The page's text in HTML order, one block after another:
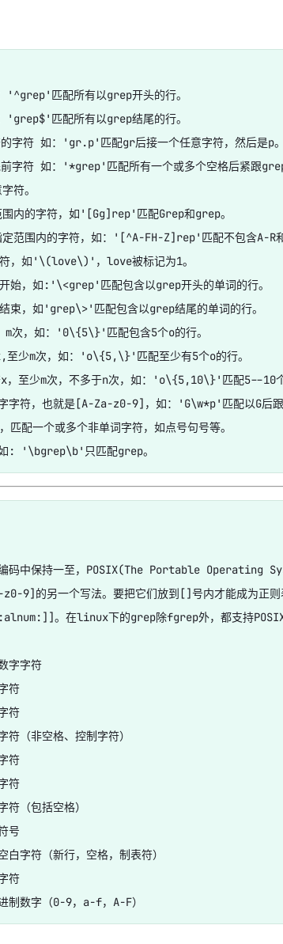
'^grep'匹配所有以grep开头的行。
'grep$'匹配所有以grep结尾的行。
字符 如：'gr.p'匹配gr后接一个任意字符，然后是p。
字符 如：'*grep'匹配所有一个或多个空格后紧跟grep
符。
内的字符，如'[Gg]rep'匹配Grep和grep。
范围内的字符，如：'[^A-FH-Z]rep'匹配不包含A-R
，如'\(love\)'，love被标记为1。
始，如:'\<grep'匹配包含以grep开头的单词的行。
束，如'grep\>'匹配包含以grep结尾的单词的行。
次，如：'0\{5\}'匹配包含5个o的行。
少m次，如：'o\{5,\}'匹配至少有5个o的行。
至少m次，不多于n次，如：'o\{5,10\}'匹配5--10个
字符，也就是[A-Za-z0-9]，如：'G\w*p'匹配以G后跟
匹配一个或多个非单词字符，如点号句号等。
码中保持一至，POSIX(The Portable Operating
9]的另一个写法。要把它们放到[]号内才能成为正则
。在linux下的grep除fgrep外，都支持POSIX
字字符
符
符
（非空格、控制字符）
符
符
（包括空格）
号
字符（新行，空格，制表符）
符